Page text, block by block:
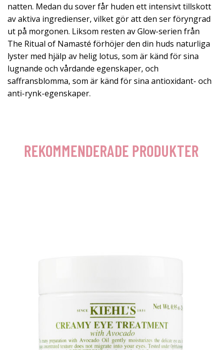
natten. Medan du sover får huden ett intensivt tillskott
av aktiva ingredienser, vilket gör att den ser föryngrad
ut på morgonen. Liksom resten av Glow-serien från
The Ritual of Namasté förhöjer den din huds naturliga
lyster med hjälp av helig lotus, som är känd för sina
lugnande och vårdande egenskaper, och
saffransblomma, som är känd för sina antioxidant- och
anti-rynk-egenskaper.
REKOMMENDERADE PRODUKTER